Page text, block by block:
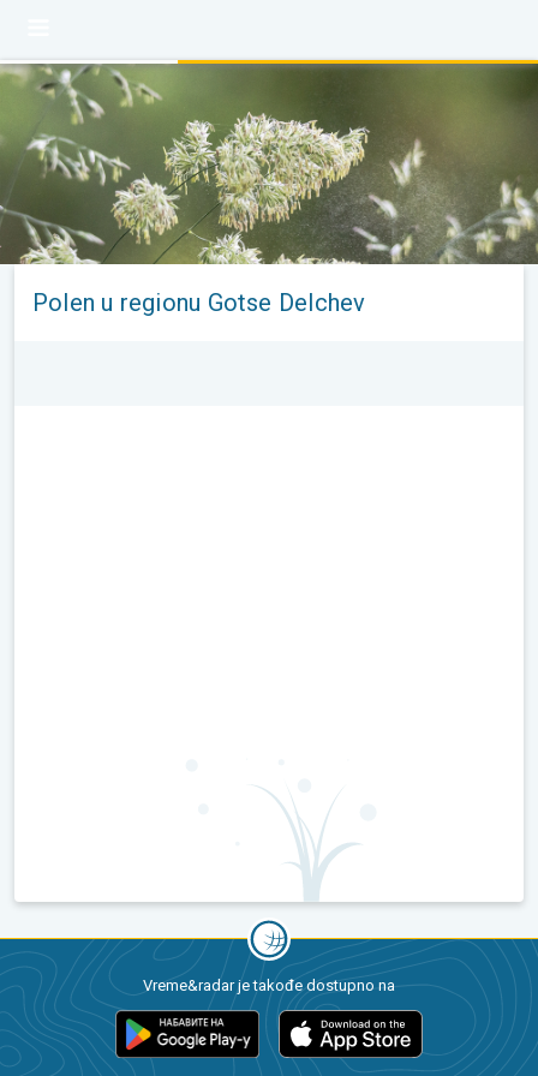
Polen u regionu Gotse Delchev
Vreme&radar je takođe dostupno na